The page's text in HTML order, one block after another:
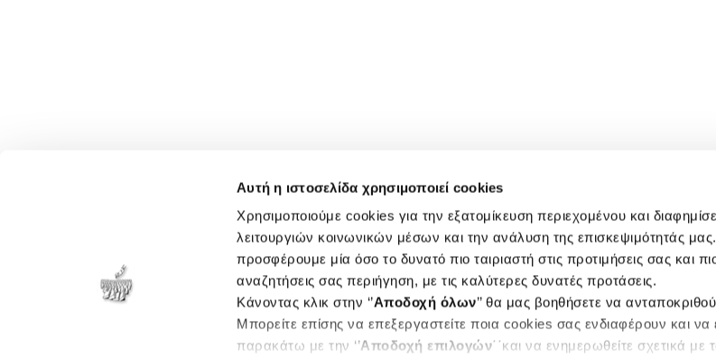
Αυτή η ιστοσελίδα χρησιμοποιεί cookies
Χρησιμοποιούμε cookies για την εξατομίκευση περιεχομένου και
λειτουργιών κοινωνικών μέσων και την ανάλυση της επισκεψιμότητάς
προσφέρουμε μία όσο το δυνατό πιο ταιριαστή στις προτιμήσεις σας και
αναζητήσεις σας περιήγηση, με τις καλύτερες δυνατές προτάσεις.
Κάνοντας κλικ στην ‘’Αποδοχή όλων’’ θα μας βοηθήσετε να
Μπορείτε επίσης να επεξεργαστείτε ποια cookies σας ενδιαφέρουν και να
παρακάτω με την ‘’Αποδοχή επιλογών΄΄και να ενημερωθείτε σχετικά